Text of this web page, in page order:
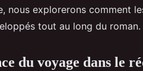
nous explorerons comment
tout au long du roman.
du voyage dans le